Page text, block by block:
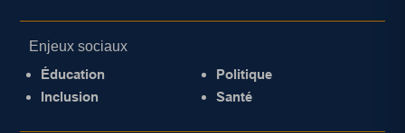
Enjeux sociaux
Éducation
Inclusion
Politique
Santé